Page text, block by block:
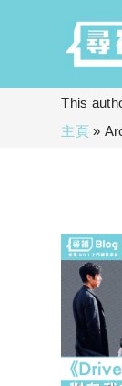
This
主頁»